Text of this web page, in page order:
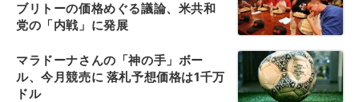
ブリトーの価格めぐる議論、米共和
党の「内戦」に発展
マラドーナさんの「神の手」ボー
ル、今月競売に 落札予想価格は1千万
ドル